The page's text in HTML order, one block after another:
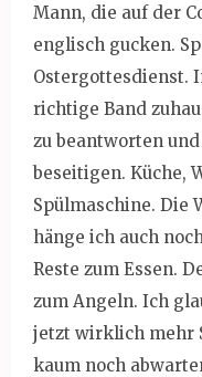
Mann, die auf der
englisch gucken.
Ostergottesdienst.
richtige Band
zu beantworten
beseitigen. Küche,
Spülmaschine. Die
hänge ich auch
Reste zum Essen.
zum Angeln. Ich
jetzt wirklich mehr
kaum noch